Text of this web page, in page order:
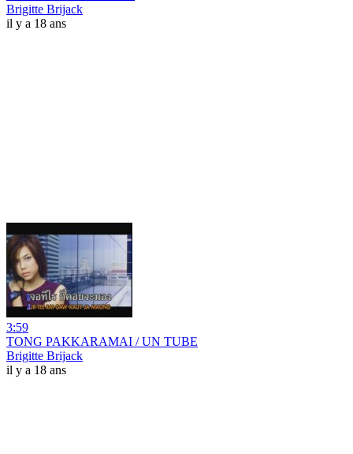
Brigitte Brijack
il y a 18 ans
3:59
TONG PAKKARAMAI / UN TUBE
Brigitte Brijack
il y a 18 ans